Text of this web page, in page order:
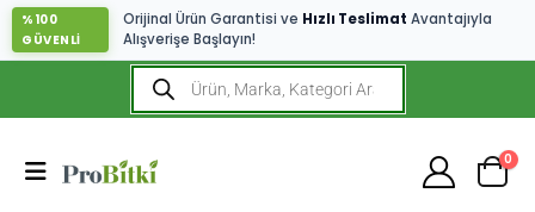
%100
GÜVENLİ
Orijinal Ürün Garantisi ve Hızlı Teslimat Avantajıyla
Alışverişe Başlayın!
0